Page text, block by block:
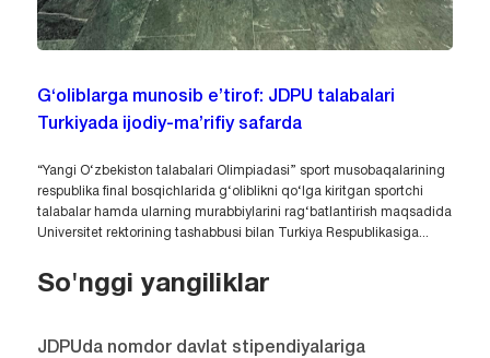
G‘oliblarga munosib e’tirof: JDPU talabalari
Turkiyada ijodiy-ma’rifiy safarda
“Yangi O‘zbekiston talabalari Olimpiadasi” sport musobaqalarining
respublika final bosqichlarida g‘oliblikni qo‘lga kiritgan sportchi
talabalar hamda ularning murabbiylarini rag‘batlantirish maqsadida
Universitet rektorining tashabbusi bilan Turkiya Respublikasiga...
So'nggi yangiliklar
JDPUda nomdor davlat stipendiyalariga